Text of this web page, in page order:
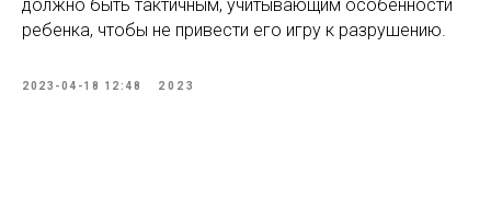
должно быть тактичным, учитывающим особенности
ребенка, чтобы не привести его игру к разрушению.
2023-04-18 12:48 2023